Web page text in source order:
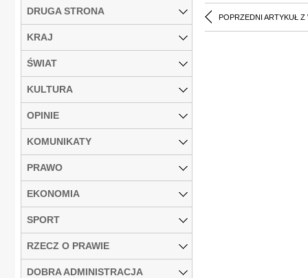
POPRZEDNI ARTYKUŁ Z
DRUGA STRONA
KRAJ
ŚWIAT
KULTURA
OPINIE
KOMUNIKATY
PRAWO
EKONOMIA
SPORT
RZECZ O PRAWIE
DOBRA ADMINISTRACJA